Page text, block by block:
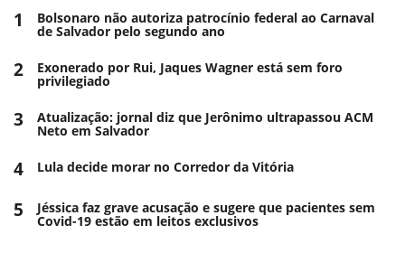
1 Bolsonaro não autoriza patrocínio federal ao Carnaval
de Salvador pelo segundo ano
2 Exonerado por Rui, Jaques Wagner está sem foro
privilegiado
3 Atualização: jornal diz que Jerônimo ultrapassou ACM
Neto em Salvador
4 Lula decide morar no Corredor da Vitória
5 Jéssica faz grave acusação e sugere que pacientes sem
Covid-19 estão em leitos exclusivos